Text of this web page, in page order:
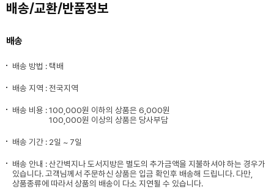
배송/교환/반품정보
배송
배송 방법 : 택배
배송 지역 : 전국지역
배송 비용 :100,000원 이하의 상품은 6,000원
100,000원 이상의 상품은 당사부담
배송 기간 : 2일 ~ 7일
배송 안내 : 산간벽지나 도서지방은 별도의 추가금액을 지불하셔야 하는 경우가
있습니다. 고객님께서 주문하신 상품은 입금 확인후 배송해 드립니다. 다만,
상품종류에 따라서 상품의 배송이 다소 지연될 수 있습니다.